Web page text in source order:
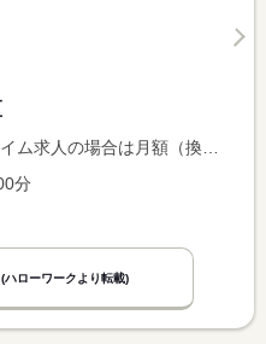
）、パート求人の場合は時間額を表示しています。
分
(ハローワークより転載)